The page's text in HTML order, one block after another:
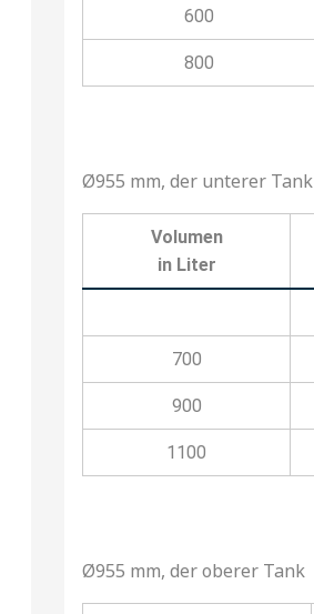
600
800
Ø955 mm, der unterer Tank
Volumen
in Liter
700
900
1100
Ø955 mm, der oberer Tank